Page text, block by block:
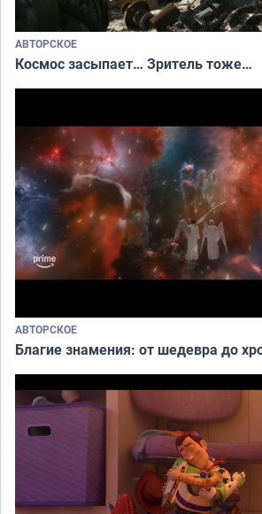
АВТОРСКОЕ
Космос засыпает… Зритель тоже…
АВТОРСКОЕ
Благие знамения: от шедевра до